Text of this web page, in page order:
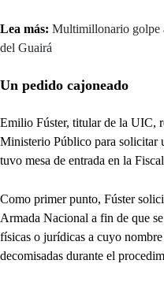
Lea más: Multimillonario golpe
del Guairá
Un pedido cajoneado
Emilio Fúster, titular de la UIC,
Ministerio Público para solicitar
tuvo mesa de entrada en la
Como primer punto, Fúster
Armada Nacional a fin de que
físicas o jurídicas a cuyo
decomisadas durante el